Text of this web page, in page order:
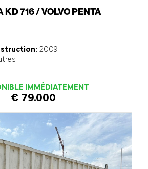
KD 716 / VOLVO PENTA
2009
IMMÉDIATEMENT
€ 79.000